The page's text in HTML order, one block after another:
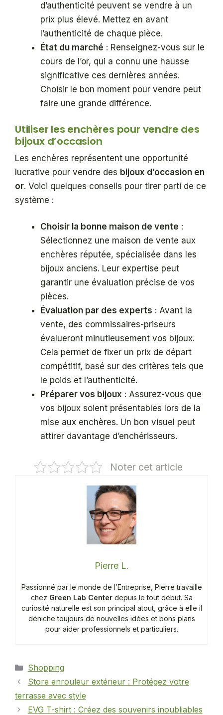
d’authenticité peuvent se vendre à un
prix plus élevé. Mettez en avant
l’authenticité de chaque pièce.
État du marché : Renseignez-vous sur le
cours de l’or, qui a connu une hausse
significative ces dernières années.
Choisir le bon moment pour vendre peut
faire une grande différence.
Utiliser les enchères pour vendre des
bijoux d’occasion
Les enchères représentent une opportunité
lucrative pour vendre des bijoux d’occasion en
or. Voici quelques conseils pour tirer parti de ce
système :
Choisir la bonne maison de vente :
Sélectionnez une maison de vente aux
enchères réputée, spécialisée dans les
bijoux anciens. Leur expertise peut
garantir une évaluation précise de vos
pièces.
Évaluation par des experts : Avant la
vente, des commissaires-priseurs
évalueront minutieusement vos bijoux.
Cela permet de fixer un prix de départ
compétitif, basé sur des critères tels que
le poids et l’authenticité.
Préparer vos bijoux : Assurez-vous que
vos bijoux soient présentables lors de la
mise aux enchères. Un bon visuel peut
attirer davantage d’enchérisseurs.
Noter cet article
Pierre L.
Passionné par le monde de l’Entreprise, Pierre travaille
chez Green Lab Centerdepuis le tout début. Sa
curiosité naturelle est son principal atout, grâce à elle il
déniche toujours de nouvelles idées et bons plans
pour aider professionnels et particuliers.
Catégories
Shopping
Store enrouleur extérieur : Protégez votre
terrasse avec style
EVG T-shirt : Créez des souvenirs inoubliables